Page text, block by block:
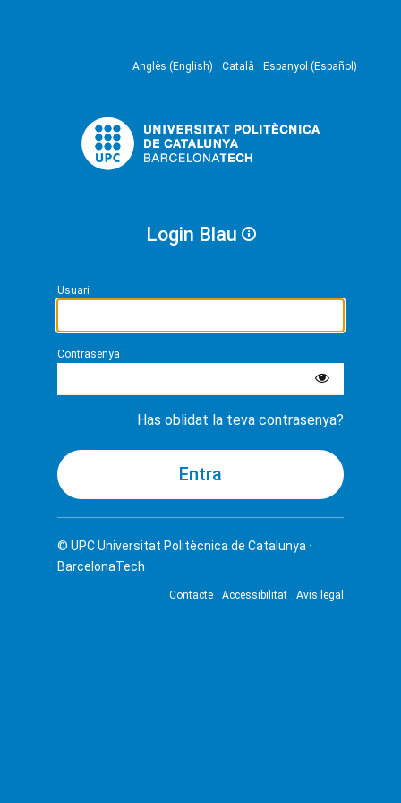
Anglès (English) Català Espanyol (Español)
Login Blau
Usuari
Contrasenya
Has oblidat la teva contrasenya?
© UPCUniversitat Politècnica de Catalunya ·
BarcelonaTech
Contacte Accessibilitat Avís legal